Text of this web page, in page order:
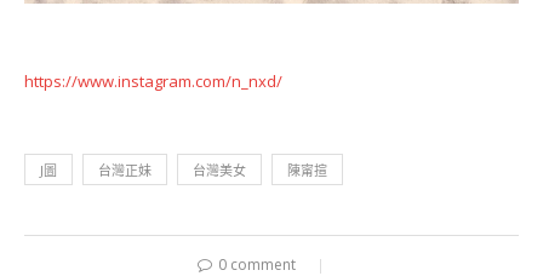
https://www.instagram.com/n_nxd/
J圖 台灣正妹 台灣美女 陳甯揎
0 comment